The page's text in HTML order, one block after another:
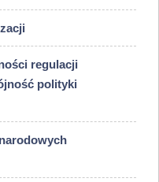
regulacji
polityki